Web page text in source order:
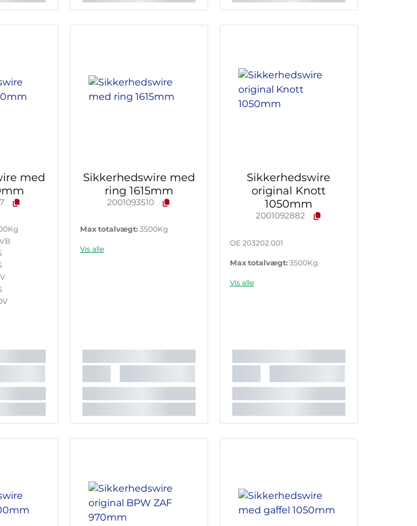
med
Profi
Sikkerhedswire med
ring 1615mm
2001093510
Max totalvægt: 3500Kg
Vis alle
Sikkerhedswire
original Knott
1050mm
2001092882
OE 203202.001
Max totalvægt: 3500Kg
Vis alle